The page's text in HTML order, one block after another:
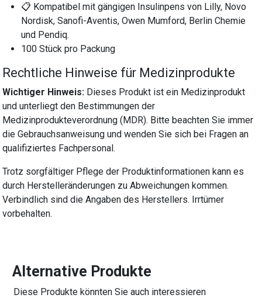
📋 Kompatibel mit gängigen Insulinpens von Lilly, Novo
Nordisk, Sanofi-Aventis, Owen Mumford, Berlin Chemie
und Pendiq.
100 Stück pro Packung
Rechtliche Hinweise für Medizinprodukte
Wichtiger Hinweis: Dieses Produkt ist ein Medizinprodukt
und unterliegt den Bestimmungen der
Medizinprodukteverordnung (MDR). Bitte beachten Sie immer
die Gebrauchsanweisung und wenden Sie sich bei Fragen an
qualifiziertes Fachpersonal.
Trotz sorgfältiger Pflege der Produktinformationen kann es
durch Herstelleränderungen zu Abweichungen kommen.
Verbindlich sind die Angaben des Herstellers. Irrtümer
vorbehalten.
Alternative Produkte
Diese Produkte könnten Sie auch interessieren